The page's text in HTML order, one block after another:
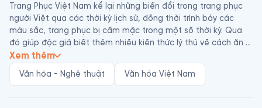
Trang Phục Việt Nam kể lại những biến đổi trong trang phục
người Việt qua các thời kỳ lịch sử, đồng thời trình bày các
màu sắc, trang phục bị cấm mặc trong một số thời kỳ. Qua
đó giúp độc giả biết thêm nhiều kiến thức lý thú về cách ăn
mặc của tổ tiên.
Đoàn Thị Tình là họa sĩ, nghệ sĩ ưu tú, tiến sĩ nghệ thuật, từng
Xem thêm
Văn hóa - Nghệ thuật Văn hóa Việt Nam